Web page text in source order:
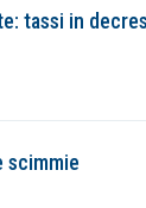
tassi in
scimmie